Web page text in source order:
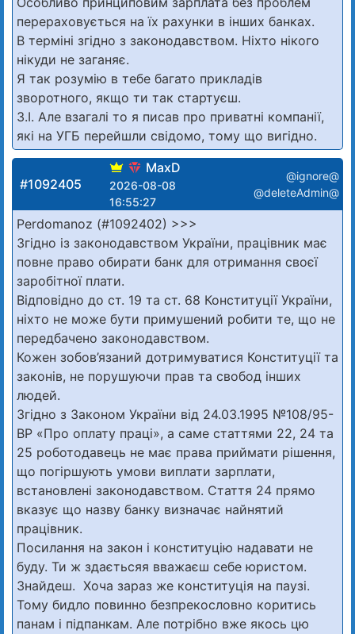
перераховується на їх рахунки в інших банках.
В терміні згідно з законодавством. Ніхто нікого
нікуди не заганяє.
Я так розумію в тебе багато прикладів
зворотного, якщо ти так стартуєш.
З.І. Але взагалі то я писав про приватні компанії,
які на УГБ перейшли свідомо, тому що вигідно.
#1092405
MaxD
2026-08-08
16:55:27
@ignore@
@deleteAdmin@
Perdomanoz (#1092402) >>>
Згідно із законодавством України, працівник має
повне право обирати банк для отримання своєї
заробітної плати.
Відповідно до ст. 19 та ст. 68 Конституції України,
ніхто не може бути примушений робити те, що не
передбачено законодавством.
Кожен зобов’язаний дотримуватися Конституції та
законів, не порушуючи прав та свобод інших
людей.
Згідно з Законом України від 24.03.1995 №108/95-
ВР «Про оплату праці», а саме статтями 22, 24 та
25 роботодавець не має права приймати рішення,
що погіршують умови виплати зарплати,
встановлені законодавством. Стаття 24 прямо
вказує що назву банку визначає найнятий
працівник.
Посилання на закон і конституцію надавати не
буду. Ти ж здаєтьсяя вважаєш себе юристом.
Знайдеш. Хоча зараз же конституція на паузі.
Тому бидло повинно безпрекословно коритись
панам і підпанкам. Але потрібно вже якось цю